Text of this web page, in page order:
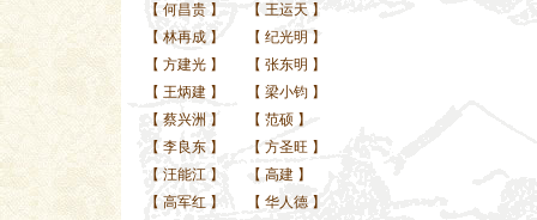
【 何昌贵】 【 王运天 】
【 林再成】 【 纪光明 】
【 方建光】 【 张东明 】
【 王炳建】 【 梁小钧 】
【 蔡兴洲 】 【 范硕 】
【 李良东】 【 方圣旺 】
【 汪能江】 【 高建 】
【 高军红 】 【 华人德 】